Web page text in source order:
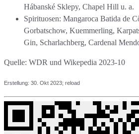
Hábanské Sklepy, Chapel Hill u. a.
Spirituosen: Mangaroca Batida de
Gorbatschow, Kuemmerling,
Gin, Scharlachberg, Cardenal
Quelle: WDR und Wikepedia 2023-10
Erstellung: 30 . Okt 2023; reload
🍅
TomTomate.de
2018-2026 📲